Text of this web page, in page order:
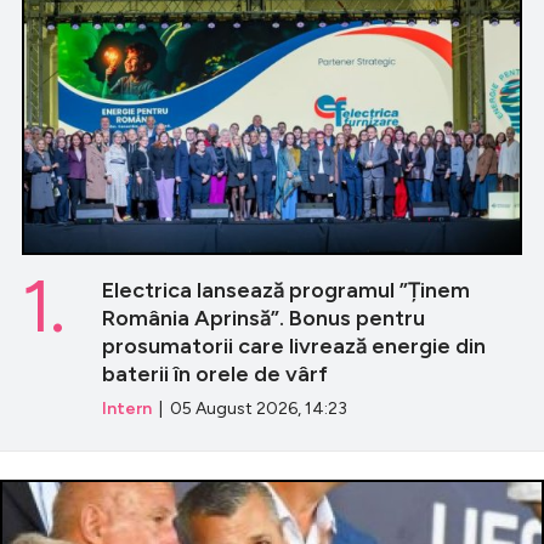
Electrica lansează programul ”Ținem
România Aprinsă”. Bonus pentru
prosumatorii care livrează energie din
baterii în orele de vârf
Intern | 05 August 2026, 14:23
1.